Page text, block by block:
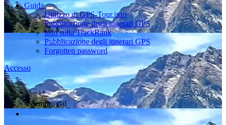
Guida
Utilizzo di GPS-Tour.info
Pubblicazione degli itinerari GPS
Info sulla TrackRank
Pubblicazione degli itinerari GPS
Forgotten password
Accesso
Membro dal